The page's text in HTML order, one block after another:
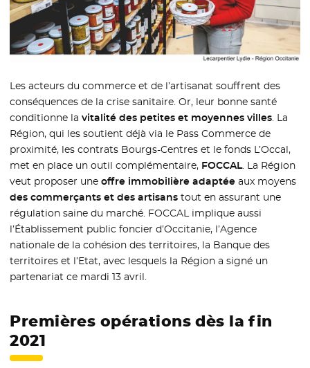
Les acteurs du commerce et de l’artisanat souffrent des
conséquences de la crise sanitaire. Or, leur bonne santé
conditionne lavitalité des petites et moyennes villes. La
Région, qui les soutient déjà via le Pass Commerce de
proximité, les contrats Bourgs-Centres et le fonds L’Occal,
met en place un outil complémentaire, FOCCAL. La Région
veut proposer uneoffre immobilière adaptée aux moyens
des commerçants et des artisans tout en assurant une
régulation saine du marché. FOCCAL implique aussi
l’Établissement public foncier d’Occitanie, l’Agence
nationale de la cohésion des territoires, la Banque des
territoires et l’Etat, avec lesquels la Région a signé un
partenariat ce mardi 13 avril.
Premières opérations dès la fin
2021